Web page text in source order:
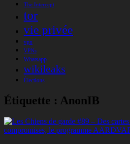
The Intercept
tor
vie privée
vpn
VPNs
Whatsapp
wikileaks
Élections
Étiquette : AnonIB